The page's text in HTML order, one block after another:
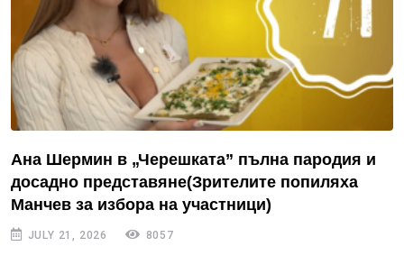
Ана Шермин в „Черешката” пълна пародия и
досадно представяне(Зрителите попиляха
Манчев за избора на участници)
JULY 21, 2026 8057